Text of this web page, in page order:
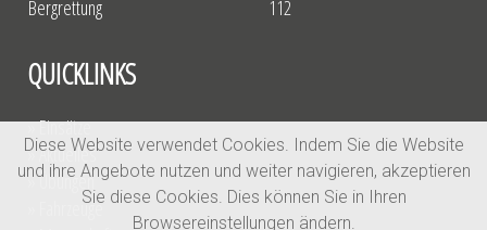
Bergrettung
112
QUICKLINKS
» Einsätze
» Aktuelles
» Übungen
» Fahrzeuge
Diese Website verwendet Cookies. Indem Sie die Website
und ihre Angebote nutzen und weiter navigieren, akzeptieren
Sie diese Cookies. Dies können Sie in Ihren
Browsereinstellungen ändern.